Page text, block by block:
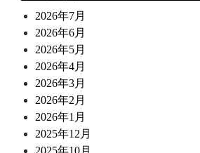
2026年7月
2026年6月
2026年5月
2026年4月
2026年3月
2026年2月
2026年1月
2025年12月
2025年10月